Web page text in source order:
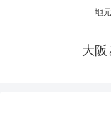
地
大阪